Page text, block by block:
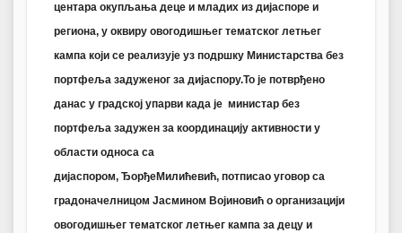
центара окупљања деце и младих из дијаспоре и
региона, у оквиру овогодишњег тематског летњег
кампа који се реализује уз подршку Министарства без
портфеља задуженог за дијаспору.То је потврђено
данас у градској упарви када је министар без
портфеља задужен за координацију активности у
области односа са
дијаспором, ЂорђеМилићевић, потписао уговор са
градоначелницом Јасмином Војиновић о организацији
овогодишњег тематског летњег кампа за децу и